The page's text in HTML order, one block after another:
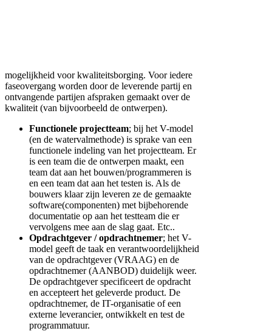
mogelijkheid voor kwaliteitsborging. Voor iedere
faseovergang worden door de leverende partij en
ontvangende partijen afspraken gemaakt over de
kwaliteit (van bijvoorbeeld de ontwerpen).
Functionele projectteam; bij het V-model
(en de watervalmethode) is sprake van een
functionele indeling van het projectteam. Er
is een team die de ontwerpen maakt, een
team dat aan het bouwen/programmeren is
en een team dat aan het testen is. Als de
bouwers klaar zijn leveren ze de gemaakte
software(componenten) met bijbehorende
documentatie op aan het testteam die er
vervolgens mee aan de slag gaat. Etc..
Opdrachtgever / opdrachtnemer; het V-
model geeft de taak en verantwoordelijkheid
van de opdrachtgever (VRAAG) en de
opdrachtnemer (AANBOD) duidelijk weer.
De opdrachtgever specificeert de opdracht
en accepteert het geleverde product. De
opdrachtnemer, de IT-organisatie of een
externe leverancier, ontwikkelt en test de
programmatuur.